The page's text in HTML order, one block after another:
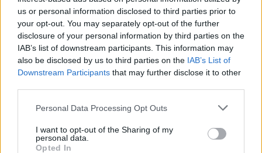
us or personal information disclosed to third parties prior to
your opt-out. You may separately opt-out of the further
disclosure of your personal information by third parties on the
IAB’s list of downstream participants. This information may
also be disclosed by us to third parties on the IAB’s List of
Downstream Participants that may further disclose it to other
Personal Data Processing Opt Outs
I want to opt-out of the Sharing of my
personal data.
Opted In
2026. augusztus 8.18:00 - 22:00
Csöröge Fánk Nap – Poroszló
2026. augusztus 8.10:00 - 15:00
YOUTUBE